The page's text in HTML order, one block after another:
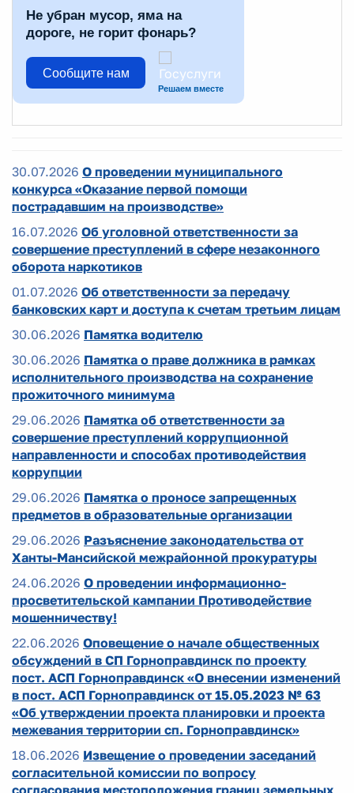
Не убран мусор, яма на
дороге, не горит фонарь?
Сообщите нам
Решаем вместе
30.07.2026 О проведении муниципального
конкурса «Оказание первой помощи
пострадавшим на производстве»
16.07.2026 Об уголовной ответственности за
совершение преступлений в сфере незаконного
оборота наркотиков
01.07.2026 Об ответственности за передачу
банковских карт и доступа к счетам третьим лицам
30.06.2026 Памятка водителю
30.06.2026 Памятка о праве должника в рамках
исполнительного производства на сохранение
прожиточного минимума
29.06.2026 Памятка об ответственности за
совершение преступлений коррупционной
направленности и способах противодействия
коррупции
29.06.2026 Памятка о проносе запрещенных
предметов в образовательные организации
29.06.2026 Разъяснение законодательства от
Ханты-Мансийской межрайонной прокуратуры
24.06.2026 О проведении информационно-
просветительской кампании Противодействие
мошенничеству!
22.06.2026 Оповещение о начале общественных
обсуждений в СП Горноправдинск по проекту
пост. АСП Горноправдинск «О внесении изменений
в пост. АСП Горноправдинск от 15.05.2023 № 63
«Об утверждении проекта планировки и проекта
межевания территории сп. Горноправдинск»
18.06.2026 Извещение о проведении заседаний
согласительной комиссии по вопросу
согласования местоположения границ земельных